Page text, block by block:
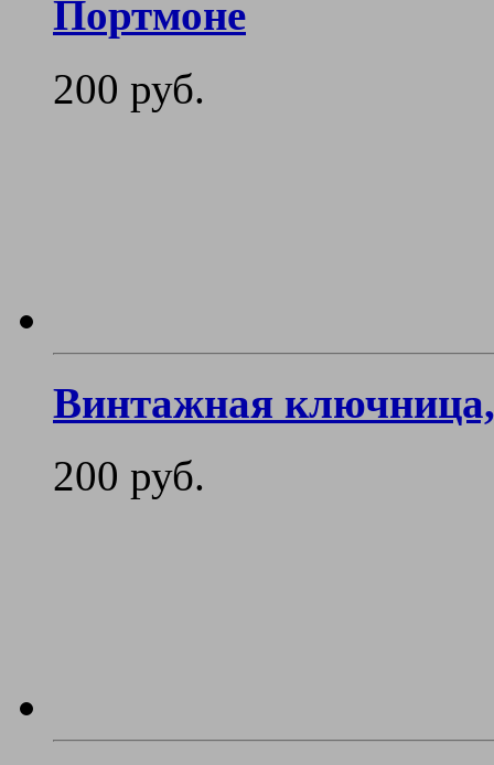
Портмоне
200 руб.
Винтажная ключница,
200 руб.